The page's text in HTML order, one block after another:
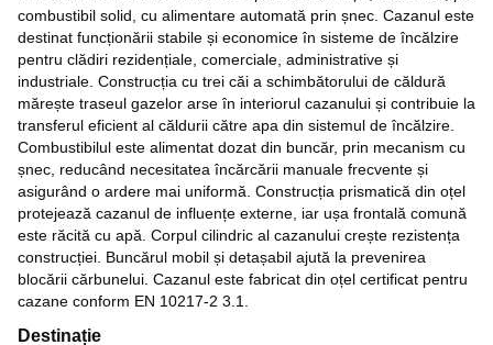
combustibil solid, cu alimentare automată prin șnec. Cazanul este
destinat funcționării stabile și economice în sisteme de încălzire
pentru clădiri rezidențiale, comerciale, administrative și
industriale. Construcția cu trei căi a schimbătorului de căldură
mărește traseul gazelor arse în interiorul cazanului și contribuie la
transferul eficient al căldurii către apa din sistemul de încălzire.
Combustibilul este alimentat dozat din buncăr, prin mecanism cu
șnec, reducând necesitatea încărcării manuale frecvente și
asigurând o ardere mai uniformă. Construcția prismatică din oțel
protejează cazanul de influențe externe, iar ușa frontală comună
este răcită cu apă. Corpul cilindric al cazanului crește rezistența
construcției. Buncărul mobil și detașabil ajută la prevenirea
blocării cărbunelui. Cazanul este fabricat din oțel certificat pentru
cazane conform EN 10217-2 3.1.
Destinație